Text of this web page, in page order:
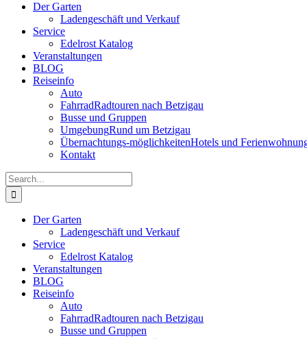
Der Garten
Ladengeschäft und Verkauf
Service
Edelrost Katalog
Veranstaltungen
BLOG
Reiseinfo
Auto
FahrradRadtouren nach Betzigau
Busse und Gruppen
UmgebungRund um Betzigau
Übernachtungs-möglichkeitenHotels und
Kontakt
Search
for:
Der Garten
Ladengeschäft und Verkauf
Service
Edelrost Katalog
Veranstaltungen
BLOG
Reiseinfo
Auto
FahrradRadtouren nach Betzigau
Busse und Gruppen